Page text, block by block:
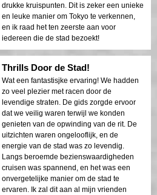
drukke kruispunten. Dit is zeker een unieke
en leuke manier om Tokyo te verkennen,
en ik raad het ten zeerste aan voor
iedereen die de stad bezoekt!
Thrills Door de Stad!
Wat een fantastisjke ervaring! We hadden
zo veel plezier met racen door de
levendige straten. De gids zorgde ervoor
dat we veilig waren terwijl we konden
genieten van de opwinding van de rit. De
uitzichten waren ongelooflijk, en de
energie van de stad was zo levendig.
Langs beroemde bezienswaardigheden
cruisen was spannend, en het was een
onvergetelijke manier om de stad te
ervaren. Ik zal dit aan al mijn vrienden